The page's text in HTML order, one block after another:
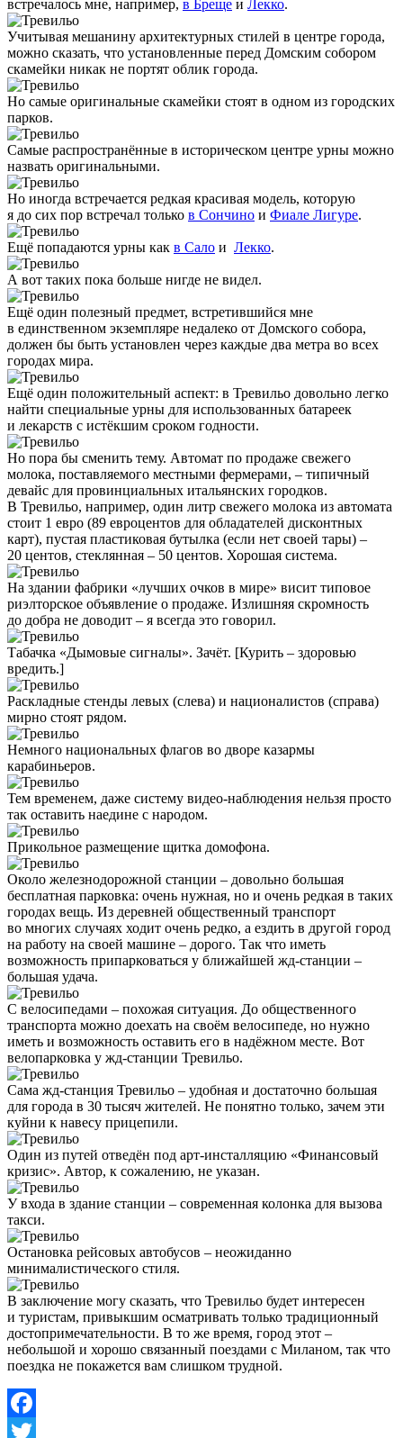
встречалось мне, например, в Бреще и Лекко.
Учитывая мешанину архитектурных стилей в центре города,
можно сказать, что установленные перед Домским собором
скамейки никак не портят облик города.
Но самые оригинальные скамейки стоят в одном из городских
парков.
Самые распространённые в историческом центре урны можно
назвать оригинальными.
Но иногда встречается редкая красивая модель, которую
я до сих пор встречал только в Сончино и Фиале Лигуре.
Ещё попадаются урны как в Сало и Лекко.
А вот таких пока больше нигде не видел.
Ещё один полезный предмет, встретившийся мне
в единственном экземпляре недалеко от Домского собора,
должен бы быть установлен через каждые два метра во всех
городах мира.
Ещё один положительный аспект: в Тревильо довольно легко
найти специальные урны для использованных батареек
и лекарств с истёкшим сроком годности.
Но пора бы сменить тему. Автомат по продаже свежего
молока, поставляемого местными фермерами, – типичный
девайс для провинциальных итальянских городков.
В Тревильо, например, один литр свежего молока из автомата
стоит 1 евро (89 евроцентов для обладателей дисконтных
карт), пустая пластиковая бутылка (если нет своей тары) –
20 центов, стеклянная – 50 центов. Хорошая система.
На здании фабрики «лучших очков в мире» висит типовое
риэлторское объявление о продаже. Излишняя скромность
до добра не доводит – я всегда это говорил.
Табачка «Дымовые сигналы». Зачёт. [Курить – здоровью
вредить.]
Раскладные стенды левых (слева) и националистов (справа)
мирно стоят рядом.
Немного национальных флагов во дворе казармы
карабиньеров.
Тем временем, даже систему видео-наблюдения нельзя просто
так оставить наедине с народом.
Прикольное размещение щитка домофона.
Около железнодорожной станции – довольно большая
бесплатная парковка: очень нужная, но и очень редкая в таких
городах вещь. Из деревней общественный транспорт
во многих случаях ходит очень редко, а ездить в другой город
на работу на своей машине – дорого. Так что иметь
возможность припарковаться у ближайшей жд-станции –
большая удача.
С велосипедами – похожая ситуация. До общественного
транспорта можно доехать на своём велосипеде, но нужно
иметь и возможность оставить его в надёжном месте. Вот
велопарковка у жд-станции Тревильо.
Сама жд-станция Тревильо – удобная и достаточно большая
для города в 30 тысяч жителей. Не понятно только, зачем эти
куйни к навесу прицепили.
Один из путей отведён под арт-инсталляцию «Финансовый
кризис». Автор, к сожалению, не указан.
У входа в здание станции – современная колонка для вызова
такси.
Остановка рейсовых автобусов – неожиданно
минималистического стиля.
В заключение могу сказать, что Тревильо будет интересен
и туристам, привыкшим осматривать только традиционный
достопримечательности. В то же время, город этот –
небольшой и хорошо связанный поездами с Миланом, так что
поездка не покажется вам слишком трудной.
Facebook